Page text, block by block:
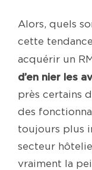
Alors, quels
cette
acquérir un
d’en nier les
près certains
des
toujours plus
secteur
vraiment la